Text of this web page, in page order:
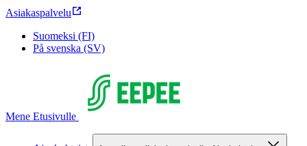
Asiakaspalvelu
Suomeksi (FI)
På svenska (SV)
Mene Etusivulle